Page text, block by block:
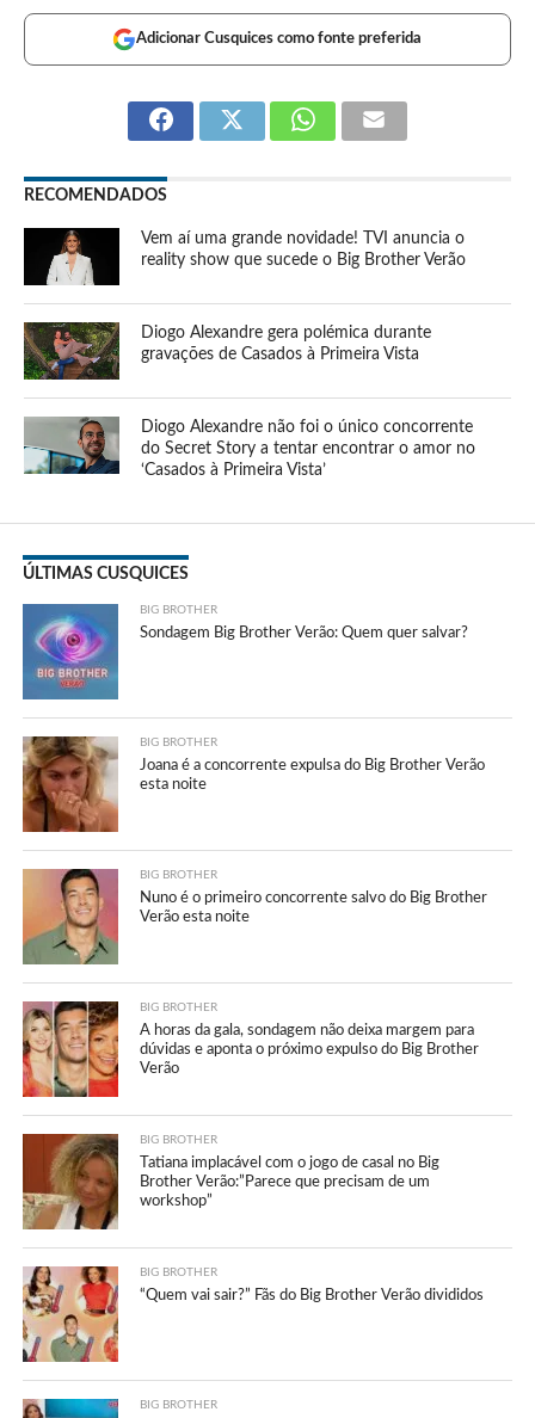
Adicionar Cusquices como fonte preferida
RECOMENDADOS
Vem aí uma grande novidade! TVI anuncia o
reality show que sucede o Big Brother Verão
Diogo Alexandre gera polémica durante
gravações de Casados à Primeira Vista
Diogo Alexandre não foi o único concorrente
do Secret Story a tentar encontrar o amor no
‘Casados à Primeira Vista’
ÚLTIMAS CUSQUICES
BIG BROTHER
Sondagem Big Brother Verão: Quem quer salvar?
BIG BROTHER
Joana é a concorrente expulsa do Big Brother Verão
esta noite
BIG BROTHER
Nuno é o primeiro concorrente salvo do Big Brother
Verão esta noite
BIG BROTHER
A horas da gala, sondagem não deixa margem para
dúvidas e aponta o próximo expulso do Big Brother
Verão
BIG BROTHER
Tatiana implacável com o jogo de casal no Big
Brother Verão:”Parece que precisam de um
workshop”
BIG BROTHER
“Quem vai sair?” Fãs do Big Brother Verão divididos
BIG BROTHER